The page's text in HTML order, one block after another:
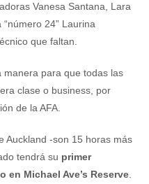
Vanesa Santana, Lara
24” Laurina
que faltan.
manera para que todas las
clase o business, por
de la AFA.
Auckland -son 15 horas más
tendrá su primer
Michael Ave’s Reserve